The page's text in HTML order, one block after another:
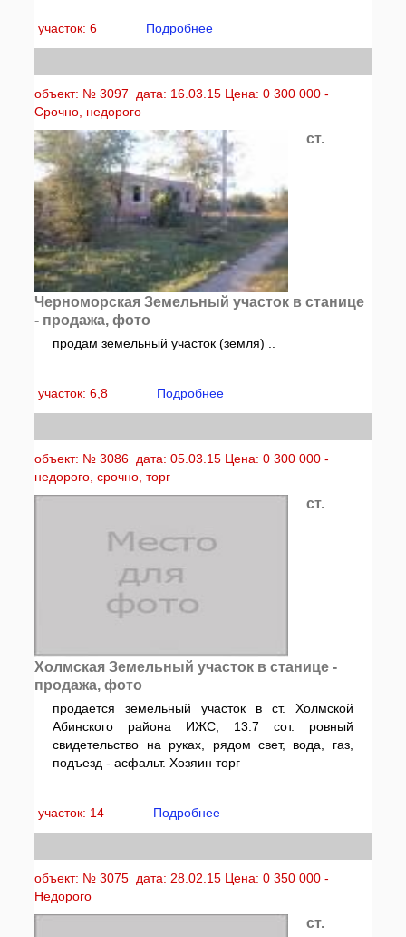
участок: 6 Подробнее
объект: № 3097 дата: 16.03.15 Цена: 0 300 000 -
Срочно, недорого
ст.
Черноморская Земельный участок в станице
- продажа, фото
продам земельный участок (земля) ..
участок: 6,8 Подробнее
объект: № 3086 дата: 05.03.15 Цена: 0 300 000 -
недорого, срочно, торг
ст.
Холмская Земельный участок в станице -
продажа, фото
продается земельный участок в ст. Холмской
Абинского района ИЖС, 13.7 сот. ровный
свидетельство на руках, рядом свет, вода, газ,
подъезд - асфальт. Хозяин торг
участок: 14 Подробнее
объект: № 3075 дата: 28.02.15 Цена: 0 350 000 -
Недорого
ст.